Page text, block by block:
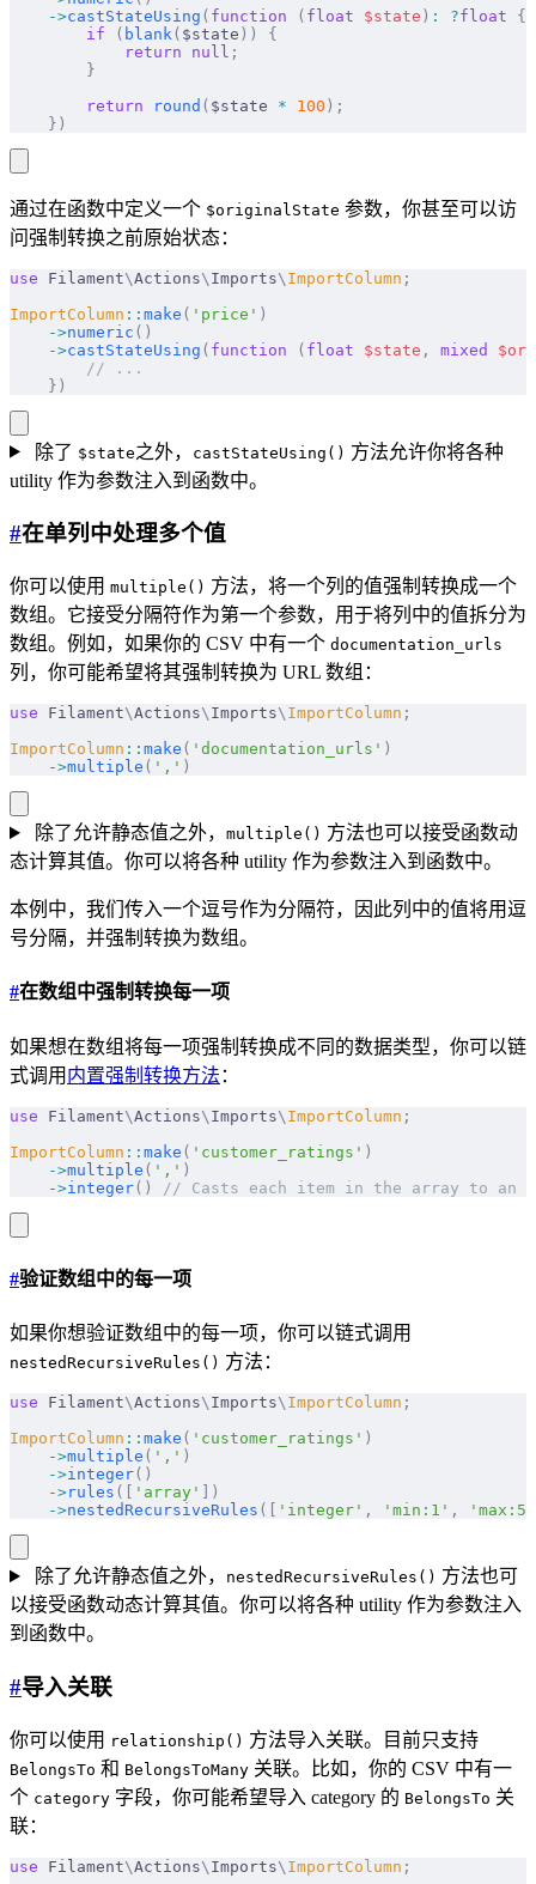
    ->
castStateUsing ( function ( float $state ) : ?float {
        if
( blank ( $state ))
{
            return
null ;
        }
        return
round ( $state * 100 );
    })
通过在函数中定义一个 $originalState 参数，你甚至可以访
问强制转换之前原始状态：
use Filament\Actions\ Imports\ ImportColumn ;
ImportColumn :: make ( 'price' )
    ->
numeric ()
    ->
castStateUsing ( function ( float $state , mixed $
        // ...
    })
除了 $state之外， castStateUsing() 方法允许你将各种
utility 作为参数注入到函数中。
#在单列中处理多个值
你可以使用 multiple() 方法，将一个列的值强制转换成一个
数组。它接受分隔符作为第一个参数，用于将列中的值拆分为
数组。例如，如果你的 CSV 中有一个 documentation_urls
列，你可能希望将其强制转换为 URL 数组：
use Filament\Actions\ Imports\ ImportColumn ;
ImportColumn :: make ( 'documentation_urls' )
    ->
multiple ( ',' )
除了允许静态值之外， multiple() 方法也可以接受函数动
态计算其值。你可以将各种 utility 作为参数注入到函数中。
本例中，我们传入一个逗号作为分隔符，因此列中的值将用逗
号分隔，并强制转换为数组。
#在数组中强制转换每一项
如果想在数组将每一项强制转换成不同的数据类型，你可以链
式调用 内置强制转换方法 ：
use Filament\Actions\ Imports\ ImportColumn ;
ImportColumn :: make ( 'customer_ratings' )
    ->
multiple ( ',' )
    ->
integer() // Casts each item in the array to an
#验证数组中的每一项
如果你想验证数组中的每一项，你可以链式调用
nestedRecursiveRules() 方法：
use Filament\Actions\ Imports\ ImportColumn ;
ImportColumn :: make ( 'customer_ratings' )
    ->
multiple ( ',' )
    ->
integer()
    ->
rules ([ 'array'
])
    ->
nestedRecursiveRules ([ 'integer' , 'min:1' , 'max:5'
除了允许静态值之外， nestedRecursiveRules() 方法也可
以接受函数动态计算其值。你可以将各种 utility 作为参数注入
到函数中。
#导入关联
你可以使用 relationship() 方法导入关联。目前只支持
BelongsTo 和 BelongsToMany 关联。比如，你的 CSV 中有一
个 category 字段，你可能希望导入 category 的 BelongsTo 关
联：
use Filament\Actions\ Imports\ ImportColumn ;